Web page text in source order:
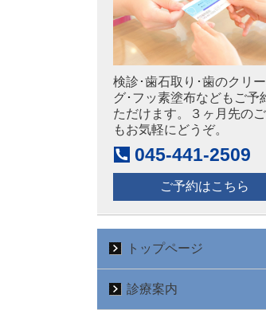
検診･歯石取り･歯のクリ
グ･フッ素塗布などもご予
ただけます。３ヶ月先の
もお気軽にどうぞ。
045-441-2509
ご予約はこちら
トップページ
診療案内